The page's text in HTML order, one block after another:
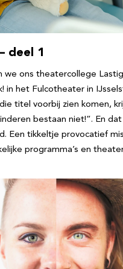
deel 1
we ons theatercollege
in het Fulcotheater in
titel voorbij zien komen,
bestaan niet!”. En
Een tikkeltje provocatief
programma’s en